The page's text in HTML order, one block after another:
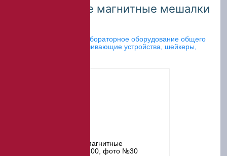
Одноместные магнитные мешалки
Лабораторное оборудование общего
Перемешивающие устройства, шейкеры,